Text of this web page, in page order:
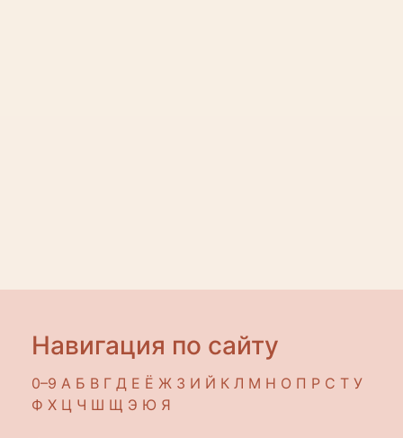
Навигация по сайту
0–9 A Б В Г Д Е Ё Ж З И Й К Л М Н О П Р С Т У
Ф Х Ц Ч Ш Щ Э Ю Я